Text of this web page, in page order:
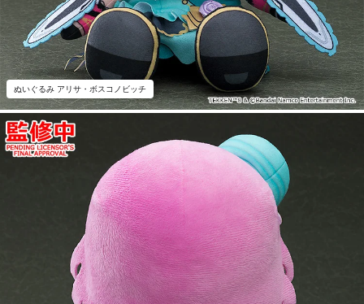
ぬいぐるみ アリサ・ボスコノビッチ